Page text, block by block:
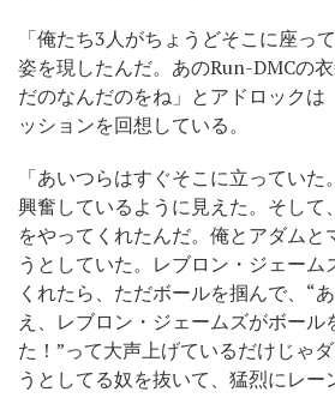
「俺たち3人がちょうどそこに座っ
姿を現したんだ。あのRun-DMCの
だのなんだのをね」とアドロックは
ッションを回想している。
「あいつらはすぐそこに立ってい
興奮しているように見えた。そして
をやってくれたんだ。俺とアダムと
うとしていた。レブロン・ジェーム
くれたら、ただボールを掴んで、“
え、レブロン・ジェームズがボール
た！”って大声上げているだけじゃ
うとしてる奴を抜いて、猛烈にレー